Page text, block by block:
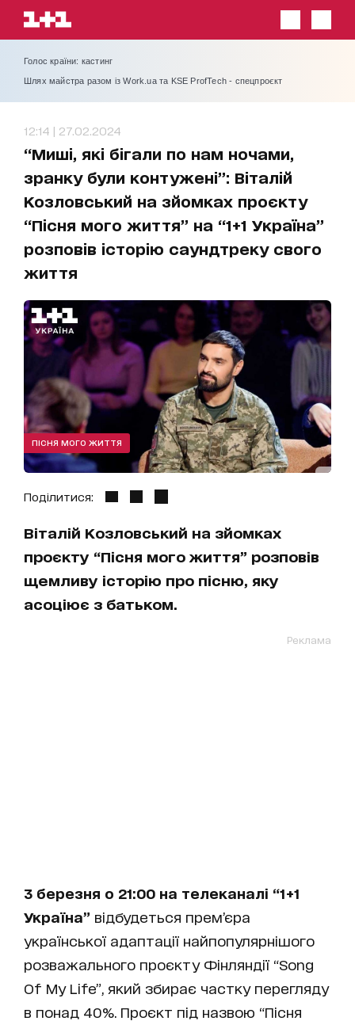
Голос країни: кастинг
Шлях майстра разом із Work.ua та KSE ProfTech - спецпроєкт
12:14 | 27.02.2024
“Миші, які бігали по нам ночами,
зранку були контужені”: Віталій
Козловський на зйомках проєкту
“Пісня мого життя” на “1+1 Україна”
розповів історію саундтреку свого
життя
ПІСНЯ МОГО ЖИТТЯ
Поділитися:
Віталій Козловський на зйомках
проєкту “Пісня мого життя” розповів
щемливу історію про пісню, яку
асоціює з батьком.
Реклама
3 березня о 21:00 на телеканалі “1+1
Україна” відбудеться прем’єра
української адаптації найпопулярнішого
розважального проєкту Фінляндії “Song
Of My Life”, який збирає частку перегляду
в понад 40%. Проєкт під назвою “Пісня